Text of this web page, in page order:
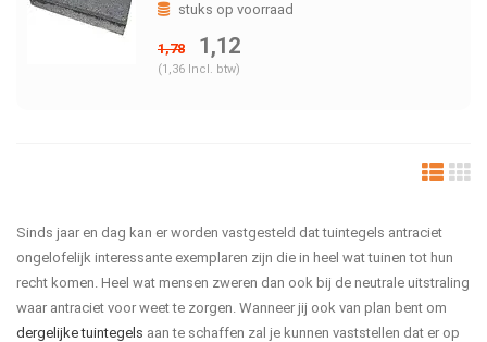
stuks op voorraad
1,78 1,12
(1,36 Incl. btw)
Sinds jaar en dag kan er worden vastgesteld dat tuintegels antraciet
ongelofelijk interessante exemplaren zijn die in heel wat tuinen tot hun
recht komen. Heel wat mensen zweren dan ook bij de neutrale uitstraling
waar antraciet voor weet te zorgen. Wanneer jij ook van plan bent om
dergelijke tuintegels aan te schaffen zal je kunnen vaststellen dat er op